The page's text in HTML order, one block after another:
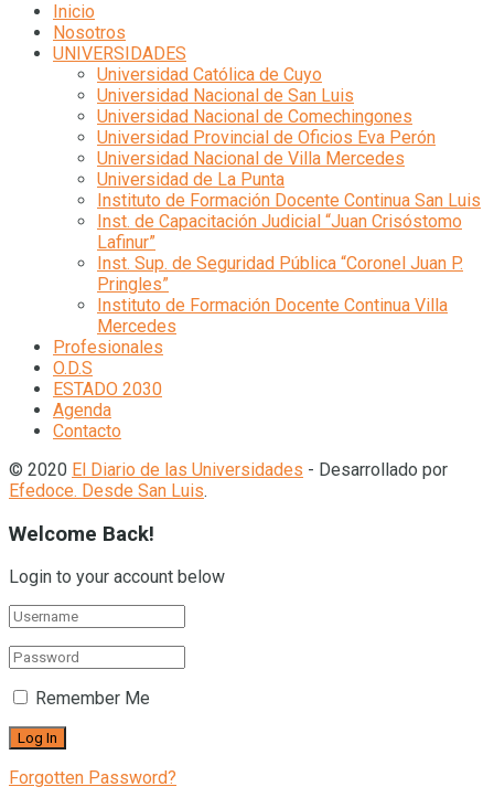
Inicio
Nosotros
UNIVERSIDADES
Universidad Católica de Cuyo
Universidad Nacional de San Luis
Universidad Nacional de Comechingones
Universidad Provincial de Oficios Eva Perón
Universidad Nacional de Villa Mercedes
Universidad de La Punta
Instituto de Formación Docente Continua San Luis
Inst. de Capacitación Judicial “Juan Crisóstomo
Lafinur”
Inst. Sup. de Seguridad Pública “Coronel Juan P.
Pringles”
Instituto de Formación Docente Continua Villa
Mercedes
Profesionales
O.D.S
ESTADO 2030
Agenda
Contacto
© 2020 El Diario de las Universidades - Desarrollado por
Efedoce. Desde San Luis.
Welcome Back!
Login to your account below
Remember Me
Forgotten Password?